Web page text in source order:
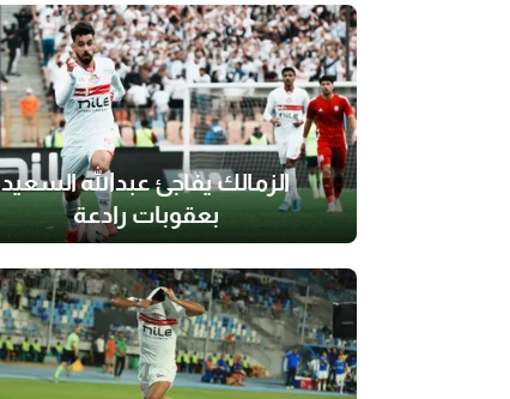
الزمالك يفاجئ عبدالله السعيد
بعقوبات رادعة